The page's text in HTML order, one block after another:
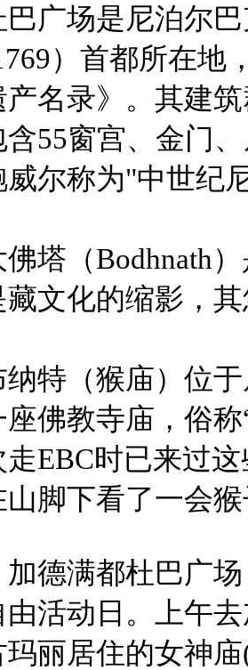
巴广场是尼泊尔
）首都所在
产名录》。其建
55窗宫、金门
尔称为"中世纪
塔（Bodhnath
藏文化的缩影，
特（猴庙）位
佛教寺庙，俗
走EBC时已来过
山脚下看了一会
德满都杜巴广场
活动日。上午
丽居住的女神